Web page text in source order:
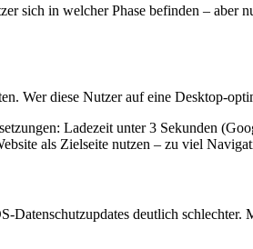
sich in welcher Phase befinden – aber
Wer diese Nutzer auf eine Desktop-
Ladezeit unter 3 Sekunden
als Zielseite nutzen – zu viel
Datenschutzupdates deutlich